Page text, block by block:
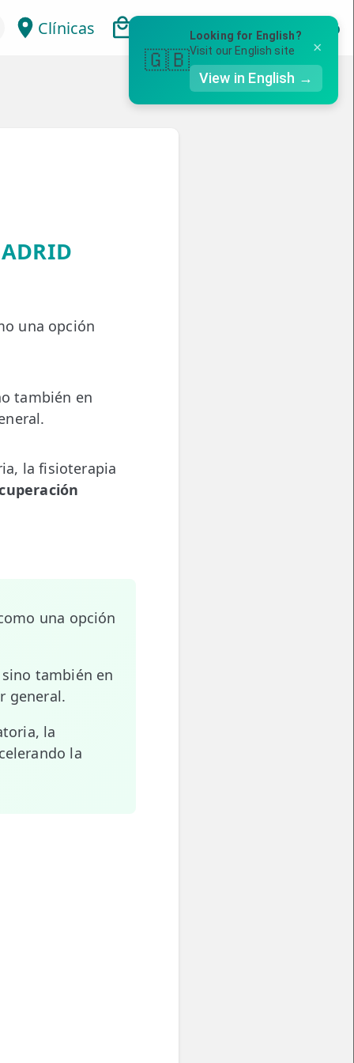
Clínicas Mi Área
una opción
también en
la fisioterapia
una opción
también en
general.
la
la
×
🇬🇧
Looking for English?
Visit our English site
View in English →